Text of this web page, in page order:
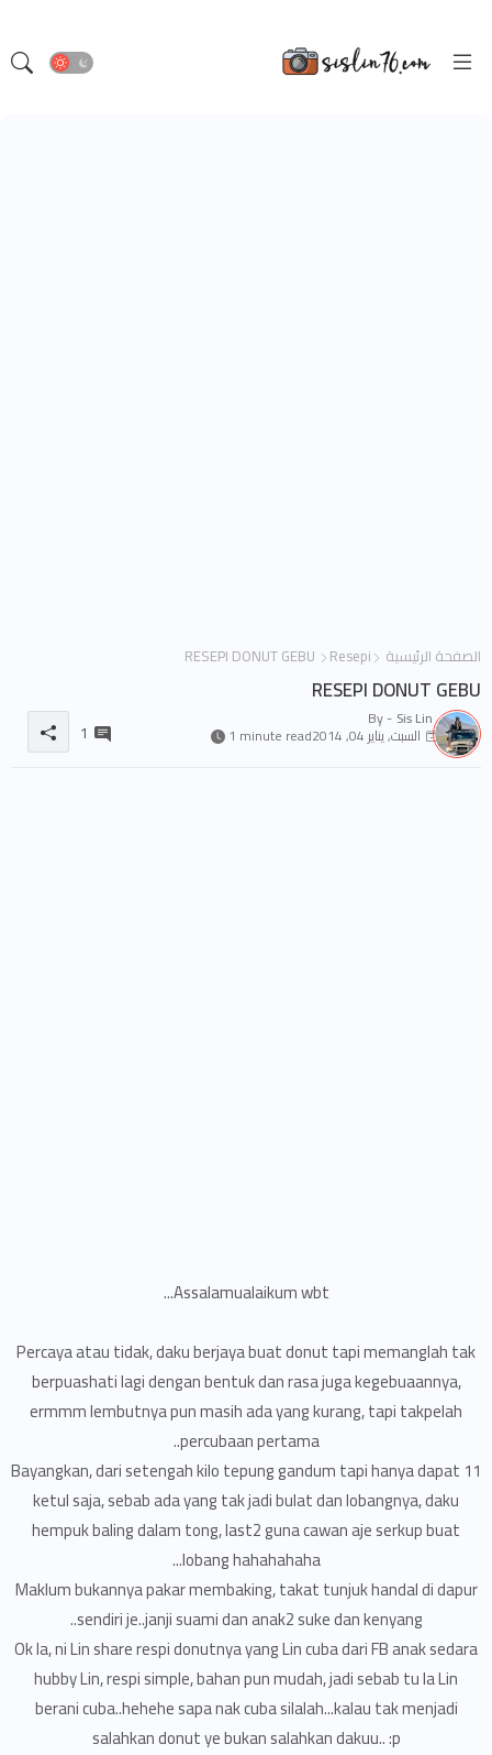
الصفحة الرئيسية Resepi
RESEPI DONUT GEBU
By - Sis Lin
السبت, يناير 04, 2014 1 minute read
1
Assalamualaikum wbt...
Percaya atau tidak, daku berjaya buat donut tapi memanglah tak
berpuashati lagi dengan bentuk dan rasa juga kegebuaannya,
ermmm lembutnya pun masih ada yang kurang, tapi takpelah
percubaan pertama..
Bayangkan, dari setengah kilo tepung gandum tapi hanya dapat 11
ketul saja, sebab ada yang tak jadi bulat dan lobangnya, daku
hempuk baling dalam tong, last2 guna cawan aje serkup buat
lobang hahahahaha...
Maklum bukannya pakar membaking, takat tunjuk handal di dapur
sendiri je..janji suami dan anak2 suke dan kenyang..
Ok la, ni Lin share respi donutnya yang Lin cuba dari FB anak sedara
hubby Lin, respi simple, bahan pun mudah, jadi sebab tu la Lin
berani cuba..hehehe sapa nak cuba silalah...kalau tak menjadi
salahkan donut ye bukan salahkan dakuu.. :p